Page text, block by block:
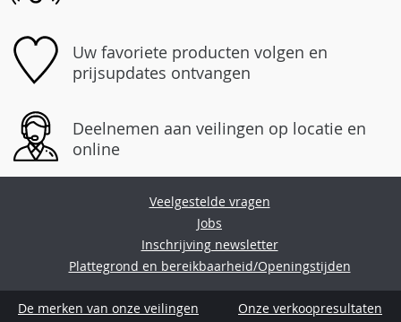
Uw favoriete producten volgen en
prijsupdates ontvangen
Deelnemen aan veilingen op locatie en
online
Veelgestelde vragen
Jobs
Inschrijving newsletter
Plattegrond en bereikbaarheid/Openingstijden
De merken van onze veilingen Onze verkoopresultaten